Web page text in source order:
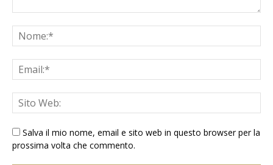
Salva il mio nome, email e sito web in questo browser per la
prossima volta che commento.